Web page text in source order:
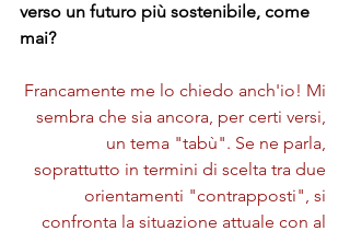
verso un futuro più sostenibile, come
mai?
Francamente me lo chiedo anch'io! Mi
sembra che sia ancora, per certi versi,
un tema "tabù". Se ne parla,
soprattutto in termini di scelta tra due
orientamenti "contrapposti", si
confronta la situazione attuale con al